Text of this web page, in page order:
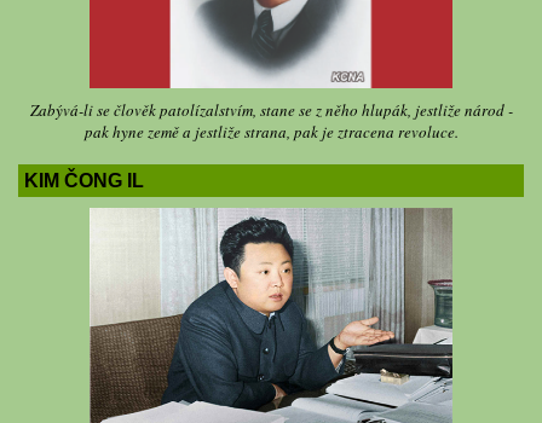
Zabývá-li se člověk patolízalstvím, stane se z něho hlupák, jestliže národ -
pak hyne země a jestliže strana, pak je ztracena revoluce.
KIM ČONG IL